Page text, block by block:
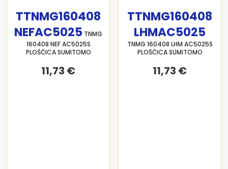
TTNMG160408
NEFAC5025 TNMG
160408 NEF AC5025S
PLOŠČICA SUMITOMO
11,73 €
TTNMG160408
LHMAC5025
TNMG 160408 LHM AC5025S
PLOŠČICA SUMITOMO
11,73 €